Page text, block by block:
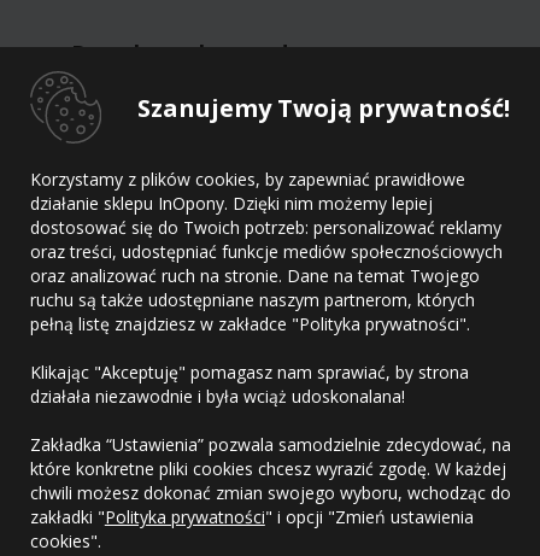
Szanujemy Twoją prywatność!
Korzystamy z plików cookies, by zapewniać prawidłowe
działanie sklepu InOpony. Dzięki nim możemy lepiej
dostosować się do Twoich potrzeb: personalizować reklamy
oraz treści, udostępniać funkcje mediów społecznościowych
oraz analizować ruch na stronie. Dane na temat Twojego
ruchu są także udostępniane naszym partnerom, których
pełną listę znajdziesz w zakładce "Polityka prywatności".
Klikając "Akceptuję" pomagasz nam sprawiać, by strona
działała niezawodnie i była wciąż udoskonalana!
Zakładka “Ustawienia” pozwala samodzielnie zdecydować, na
które konkretne pliki cookies chcesz wyrazić zgodę. W każdej
chwili możesz dokonać zmian swojego wyboru, wchodząc do
zakładki "Polityka prywatności" i opcji "Zmień ustawienia
cookies".
Dane kontaktowe dostawcy
Dostawca
Adres
E-mail
Telefon
Regulamin
Polityka prywatności